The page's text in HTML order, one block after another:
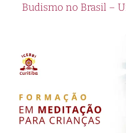
Budismo no Brasil –